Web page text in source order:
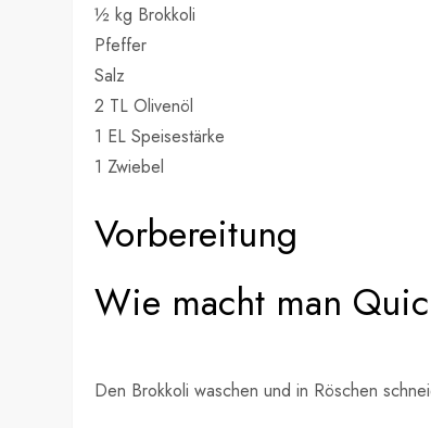
½ kg Brokkoli
Pfeffer
Salz
2 TL Olivenöl
1 EL Speisestärke
1 Zwiebel
Vorbereitung
Wie macht man
Den Brokkoli waschen und in Röschen